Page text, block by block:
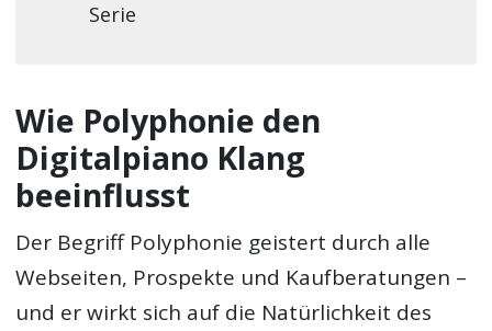
Serie
Wie Polyphonie den
Digitalpiano Klang
beeinflusst
Der Begriff Polyphonie geistert durch alle
Webseiten, Prospekte und Kaufberatungen –
und er wirkt sich auf die Natürlichkeit des